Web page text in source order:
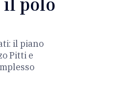
il piano
Pitti e